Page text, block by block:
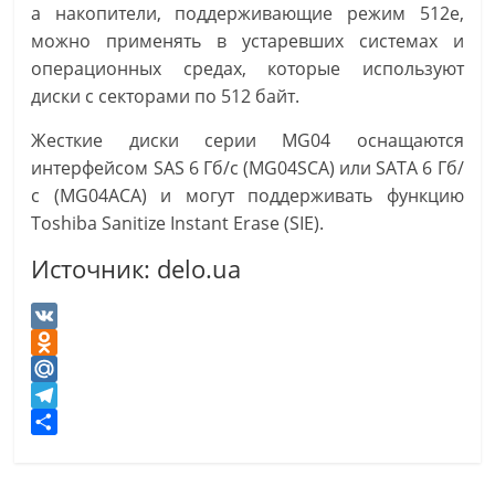
а накопители, поддерживающие режим 512e,
можно применять в устаревших системах и
операционных средах, которые используют
диски с секторами по 512 байт.
Жесткие диски серии MG04 оснащаются
интерфейсом SAS 6 Гб/с (MG04SCA) или SATA 6 Гб/
с (MG04ACA) и могут поддерживать функцию
Toshiba Sanitize Instant Erase (SIE).
Источник: delo.ua
V
K
O
d
n
M
a
T